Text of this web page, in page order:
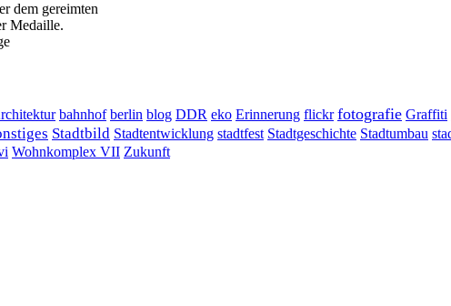
dem gereimten
Medaille.
bahnhof berlin blog DDR eko Erinnerung flickr fotografie Graffiti
Stadtbild Stadtentwicklung stadtfest Stadtgeschichte Stadtumbau
Wohnkomplex VII Zukunft